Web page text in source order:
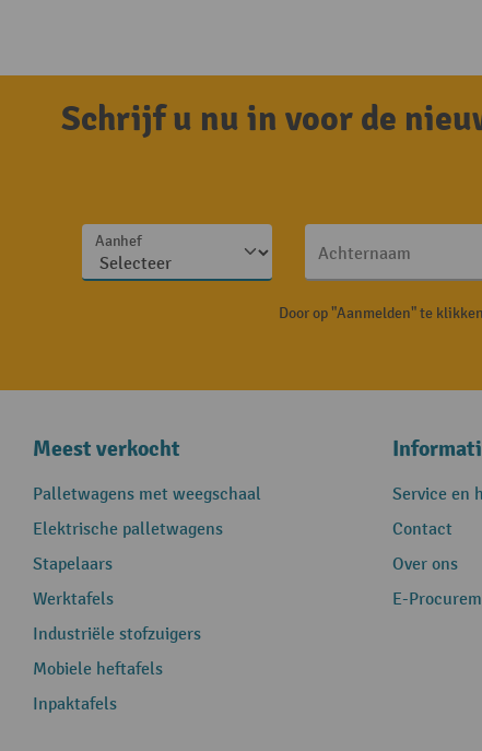
Schrijf u nu in voor de
Aanhef
Achternaam
Door op "Aanmelden" te
Meest verkocht
Palletwagens met weegschaal
Elektrische palletwagens
Stapelaars
Werktafels
Industriële stofzuigers
Mobiele heftafels
Inpaktafels
Service en
Contact
Over ons
E-